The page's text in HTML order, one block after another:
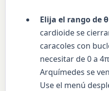
Elija el rango de
cardioide se
caracoles con
necesitar de 0 a
Arquímedes se
Use el menú